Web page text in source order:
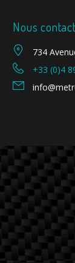
Nous
734
+33 (0)4